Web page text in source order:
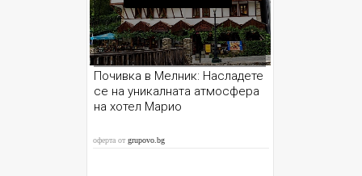
Почивка в Мелник: Насладете
се на уникалната атмосфера
на хотел Марио
оферта отgrupovo.bg